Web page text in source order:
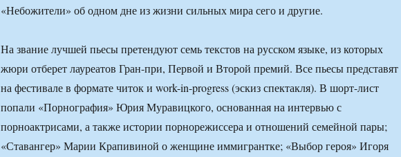
«Небожители» об одном дне из жизни сильных мира сего и другие.
На звание лучшей пьесы претендуют семь текстов на русском языке, из которых
жюри отберет лауреатов Гран-при, Первой и Второй премий. Все пьесы представят
на фестивале в формате читок и work-in-progress (эскиз спектакля). В шорт-лист
попали «Порнография» Юрия Муравицкого, основанная на интервью с
порноактрисами, а также истории порнорежиссера и отношений семейной пары;
«Ставангер» Марии Крапивиной о женщине иммигрантке; «Выбор героя» Игоря